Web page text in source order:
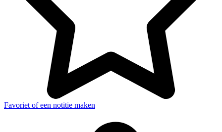
Favoriet of een notitie maken